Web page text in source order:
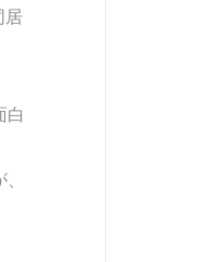
居
白